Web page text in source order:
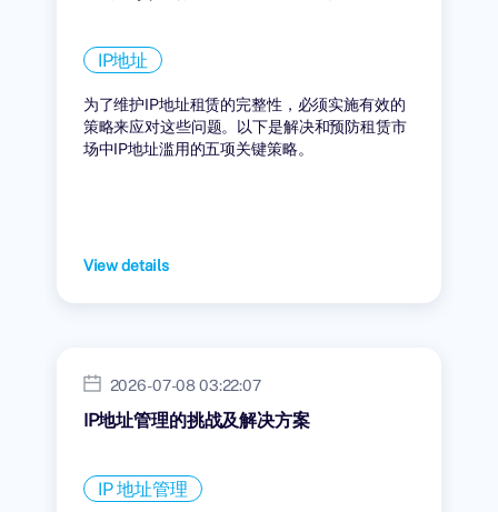
IP地址
为了维护IP地址租赁的完整性，必须实施有效的
策略来应对这些问题。以下是解决和预防租赁市
场中IP地址滥用的五项关键策略。
View details
2026-07-08 03:22:07
IP地址管理的挑战及解决方案
IP 地址管理